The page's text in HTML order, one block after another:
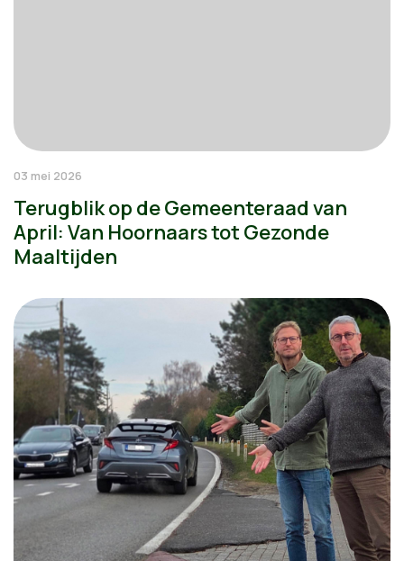
03 mei 2026
Terugblik op de Gemeenteraad van
April: Van Hoornaars tot Gezonde
Maaltijden